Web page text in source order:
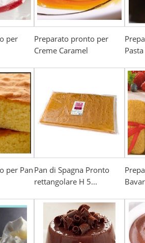
per
Preparato pronto per
Creme Caramel
per Pan Pan di Spagna Pronto
rettangolare H 5...